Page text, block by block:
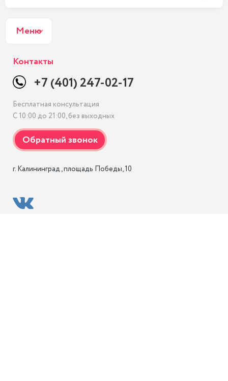
Меню
Контакты
+7 (401) 247-02-17
Бесплатная консультация
С 10:00 до 21:00, без выходных
г. Калининград , площадь Победы, 10